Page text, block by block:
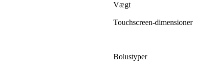
Vægt
Touchscreen-dimensioner
Bolustyper